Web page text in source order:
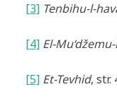
[3] Tenbihu-l-
[4] El-
[5] Et-Tevhid, str.